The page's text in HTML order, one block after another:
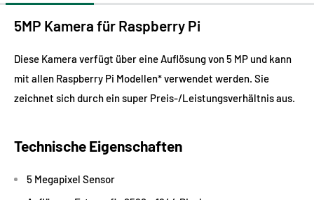
5MP Kamera für Raspberry Pi
Diese Kamera verfügt über eine Auflösung von 5 MP und kann
mit allen Raspberry Pi Modellen* verwendet werden. Sie
zeichnet sich durch ein super Preis-/Leistungsverhältnis aus.
Technische Eigenschaften
5 Megapixel Sensor